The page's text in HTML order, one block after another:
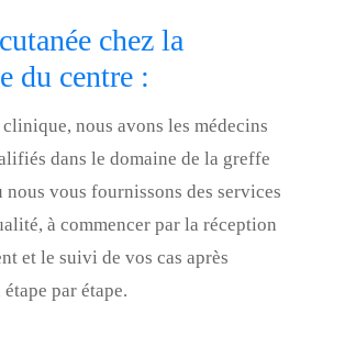
chez la
du centre :
nous avons les médecins
dans le domaine de la greffe
nous vous fournissons des services
à commencer par la réception
et le suivi de vos cas après
par étape.